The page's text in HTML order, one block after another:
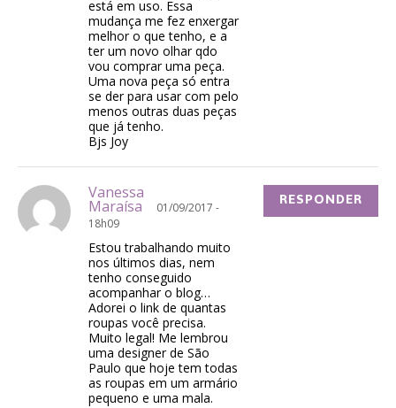
está em uso. Essa
mudança me fez enxergar
melhor o que tenho, e a
ter um novo olhar qdo
vou comprar uma peça.
Uma nova peça só entra
se der para usar com pelo
menos outras duas peças
que já tenho.
Bjs Joy
Vanessa
Maraísa
01/09/2017 -
18h09
Estou trabalhando muito
nos últimos dias, nem
tenho conseguido
acompanhar o blog…
Adorei o link de quantas
roupas você precisa.
Muito legal! Me lembrou
uma designer de São
Paulo que hoje tem todas
as roupas em um armário
pequeno e uma mala.
RESPONDER